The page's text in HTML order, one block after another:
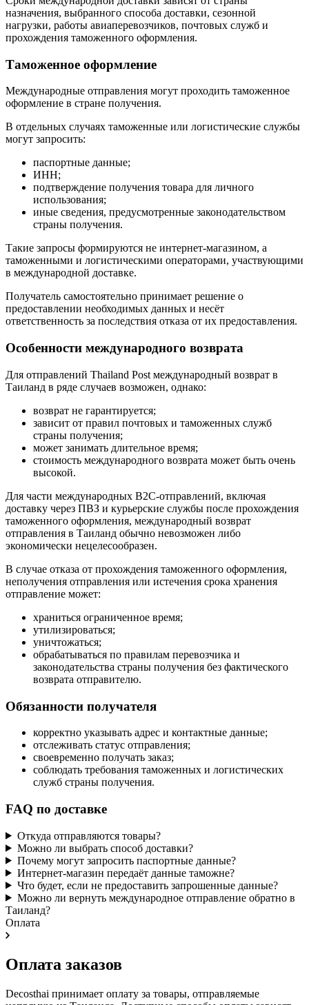
назначения, выбранного способа доставки, сезонной
нагрузки, работы авиаперевозчиков, почтовых служб и
прохождения таможенного оформления.
Таможенное оформление
Международные отправления могут проходить таможенное
оформление в стране получения.
В отдельных случаях таможенные или логистические службы
могут запросить:
паспортные данные;
ИНН;
подтверждение получения товара для личного
использования;
иные сведения, предусмотренные законодательством
страны получения.
Такие запросы формируются не интернет-магазином, а
таможенными и логистическими операторами, участвующими
в международной доставке.
Получатель самостоятельно принимает решение о
предоставлении необходимых данных и несёт
ответственность за последствия отказа от их предоставления.
Особенности международного возврата
Для отправлений Thailand Post международный возврат в
Таиланд в ряде случаев возможен, однако:
возврат не гарантируется;
зависит от правил почтовых и таможенных служб
страны получения;
может занимать длительное время;
стоимость международного возврата может быть очень
высокой.
Для части международных B2C-отправлений, включая
доставку через ПВЗ и курьерские службы после прохождения
таможенного оформления, международный возврат
отправления в Таиланд обычно невозможен либо
экономически нецелесообразен.
В случае отказа от прохождения таможенного оформления,
неполучения отправления или истечения срока хранения
отправление может:
храниться ограниченное время;
утилизироваться;
уничтожаться;
обрабатываться по правилам перевозчика и
законодательства страны получения без фактического
возврата отправителю.
Обязанности получателя
корректно указывать адрес и контактные данные;
отслеживать статус отправления;
своевременно получать заказ;
соблюдать требования таможенных и логистических
служб страны получения.
FAQ по доставке
Откуда отправляются товары?
Можно ли выбрать способ доставки?
Почему могут запросить паспортные данные?
Интернет-магазин передаёт данные таможне?
Что будет, если не предоставить запрошенные данные?
Можно ли вернуть международное отправление обратно в
Таиланд?
Оплата
Оплата заказов
Decosthai принимает оплату за товары, отправляемые